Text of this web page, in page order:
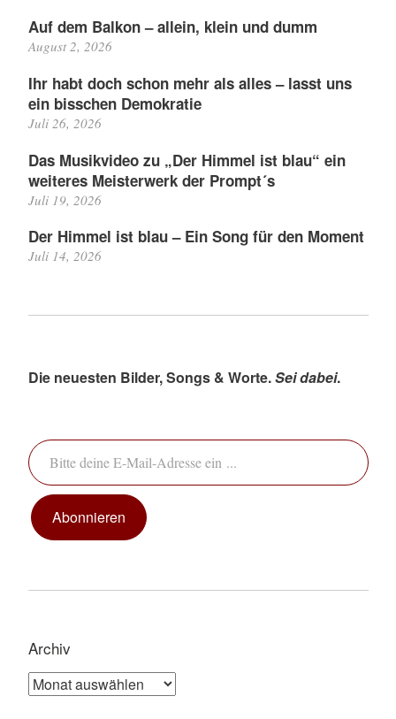
Auf dem Balkon – allein, klein und dumm
August 2, 2026
Ihr habt doch schon mehr als alles – lasst uns
ein bisschen Demokratie
Juli 26, 2026
Das Musikvideo zu „Der Himmel ist blau“ ein
weiteres Meisterwerk der Prompt´s
Juli 19, 2026
Der Himmel ist blau – Ein Song für den Moment
Juli 14, 2026
Die neuesten Bilder, Songs & Worte.Sei dabei.
Bitte deine E-Mail-Adresse ein ...
Abonnieren
Archiv
Archiv